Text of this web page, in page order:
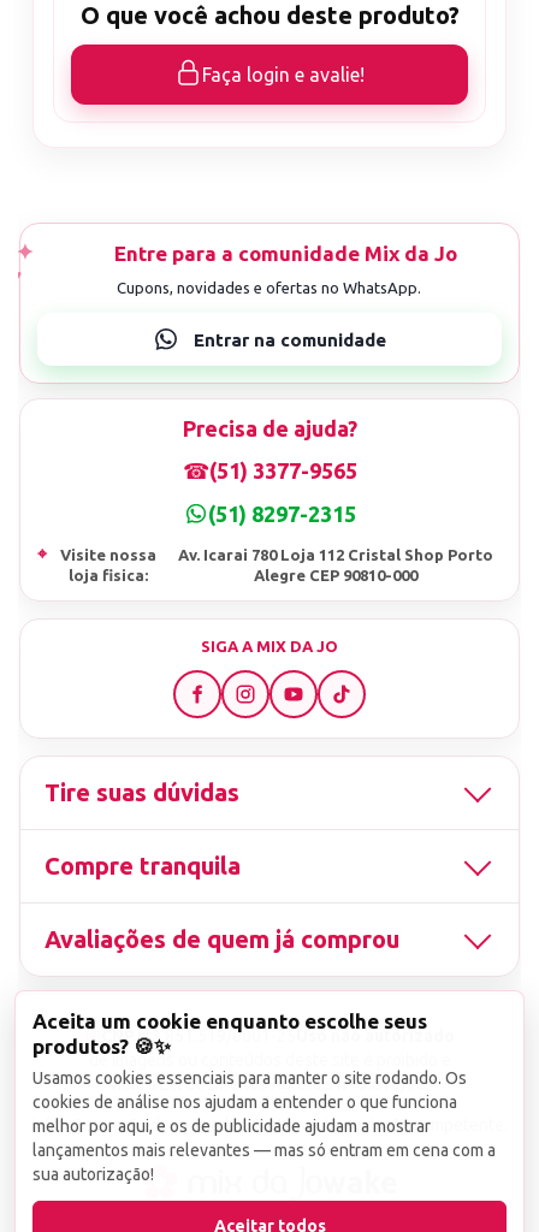
O que você achou deste produto?
Faça login e avalie!
Precisa de ajuda?
☎(51) 3377-9565
(51) 8297-2315
⌖
Visite nossa
loja fisica:
Av. Icarai 780 Loja 112 Cristal Shop Porto
Alegre CEP 90810-000
SIGA A MIX DA JO
Tire suas dúvidas
Compre tranquila
Avaliações de quem já comprou
▤ CNPJ13.851.519/0001-25
de imagens ou conteúdos deste site é proibido e
viola a Lei de Direitos Autorais nº 9.610/98.
Infrações serão denunciadas diretamente ao órgão competente.
Aceita um cookie enquanto escolhe seus
produtos? 🍪✨
Usamos cookies essenciais para manter o site rodando. Os
cookies de análise nos ajudam a entender o que funciona
melhor por aqui, e os de publicidade ajudam a mostrar
lançamentos mais relevantes — mas só entram em cena com a
sua autorização!
Aceitar todos